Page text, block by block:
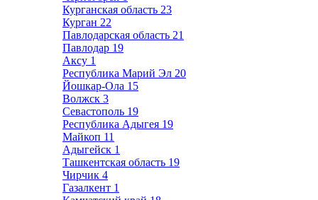
Курганская область 23
Курган 22
Павлодарская область 21
Павлодар 19
Аксу 1
Республика Марий Эл 20
Йошкар-Ола 15
Волжск 3
Севастополь 19
Республика Адыгея 19
Майкоп 11
Адыгейск 1
Ташкентская область 19
Чирчик 4
Газалкент 1